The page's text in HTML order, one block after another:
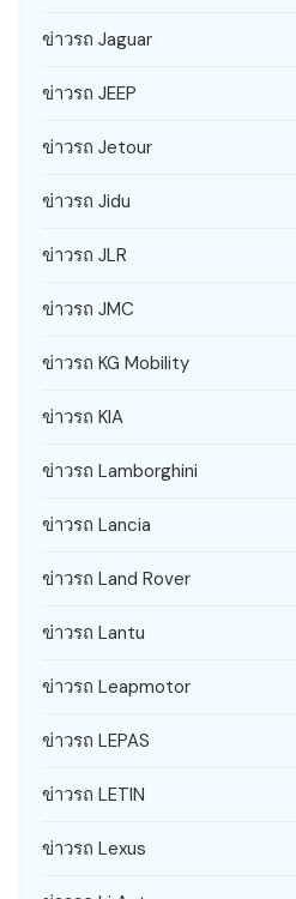
ข่าวรถ Jaguar
ข่าวรถ JEEP
ข่าวรถ Jetour
ข่าวรถ Jidu
ข่าวรถ JLR
ข่าวรถ JMC
ข่าวรถ KG Mobility
ข่าวรถ KIA
ข่าวรถ Lamborghini
ข่าวรถ Lancia
ข่าวรถ Land Rover
ข่าวรถ Lantu
ข่าวรถ Leapmotor
ข่าวรถ LEPAS
ข่าวรถ LETIN
ข่าวรถ Lexus